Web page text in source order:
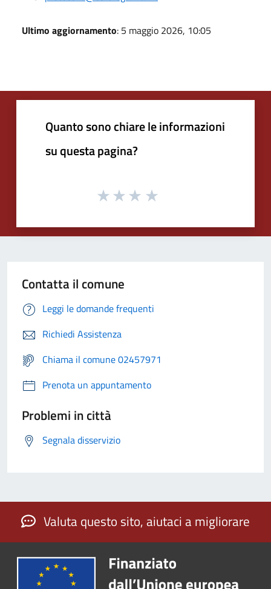
Ultimo aggiornamento: 5 maggio 2026, 10:05
Quanto sono chiare le informazioni
su questa pagina?
Contatta il comune
Leggi le domande frequenti
Richiedi Assistenza
Chiama il comune 02457971
Prenota un appuntamento
Problemi in città
Segnala disservizio
Valuta questo sito, aiutaci a migliorare